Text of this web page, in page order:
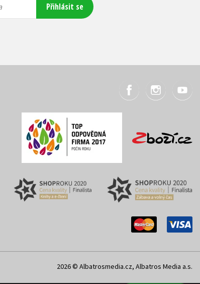
Přihlásit se
2026 © Albatrosmedia.cz, Albatros Media a.s.